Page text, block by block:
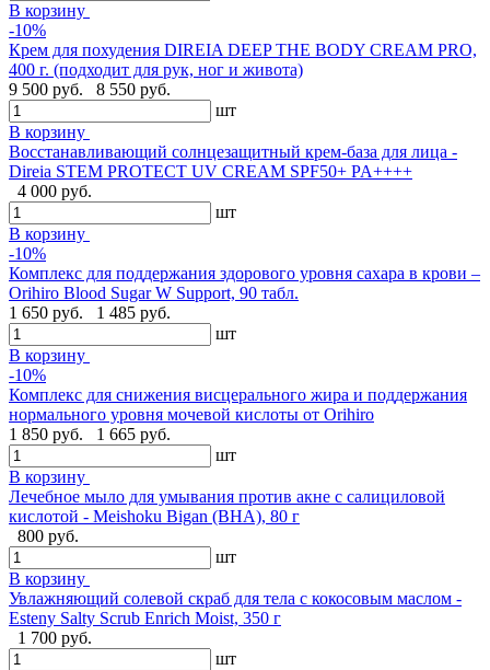
В корзину
-10%
Крем для похудения DIREIA DEEP THE BODY CREAM PRO,
400 г. (подходит для рук, ног и живота)
9 500 руб.
8 550 руб.
шт
В корзину
Восстанавливающий солнцезащитный крем-база для лица -
Direia STEM PROTECT UV CREAM SPF50+ PA++++
4 000 руб.
шт
В корзину
-10%
Комплекс для поддержания здорового уровня сахара в крови –
Orihiro Blood Sugar W Support, 90 табл.
1 650 руб.
1 485 руб.
шт
В корзину
-10%
Комплекс для снижения висцерального жира и поддержания
нормального уровня мочевой кислоты от Orihiro
1 850 руб.
1 665 руб.
шт
В корзину
Лечебное мыло для умывания против акне с салициловой
кислотой - Meishoku Bigan (BHA), 80 г
800 руб.
шт
В корзину
Увлажняющий солевой скраб для тела с кокосовым маслом -
Esteny Salty Scrub Enrich Moist, 350 г
1 700 руб.
шт